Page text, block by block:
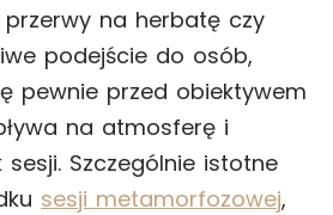
przerwy na herbatę czy
podejście do osób,
pewnie przed obiektywem
na atmosferę i
Szczególnie istotne
sesji metamorfozowej,